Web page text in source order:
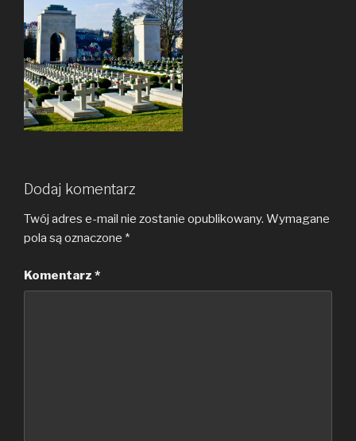
Dodaj komentarz
Twój adres e-mail nie zostanie opublikowany. Wymagane
pola są oznaczone *
Komentarz *